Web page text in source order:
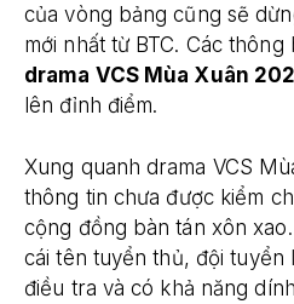
của vòng bảng cũng sẽ
mới nhất từ BTC. Các
drama VCS Mùa Xuân
lên đỉnh điểm.
Xung quanh drama VCS
thông tin chưa được kiểm
cộng đồng bàn tán xôn
cái tên tuyển thủ, đội tuyển
điều tra và có khả năng